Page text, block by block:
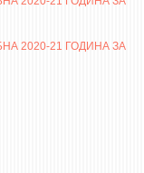
2020-21 ГОДИНА ЗА